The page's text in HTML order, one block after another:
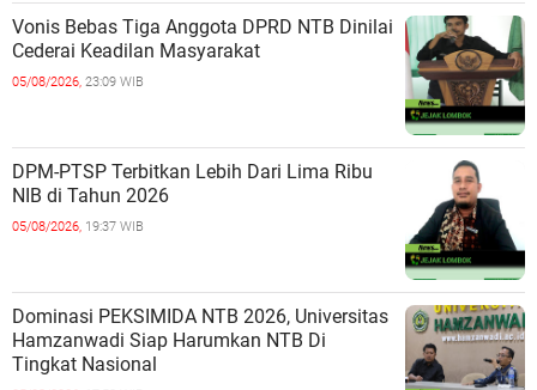
Vonis Bebas Tiga Anggota DPRD NTB Dinilai
Cederai Keadilan Masyarakat
05/08/2026, 23:09 WIB
DPM-PTSP Terbitkan Lebih Dari Lima Ribu
NIB di Tahun 2026
05/08/2026, 19:37 WIB
Dominasi PEKSIMIDA NTB 2026, Universitas
Hamzanwadi Siap Harumkan NTB Di
Tingkat Nasional